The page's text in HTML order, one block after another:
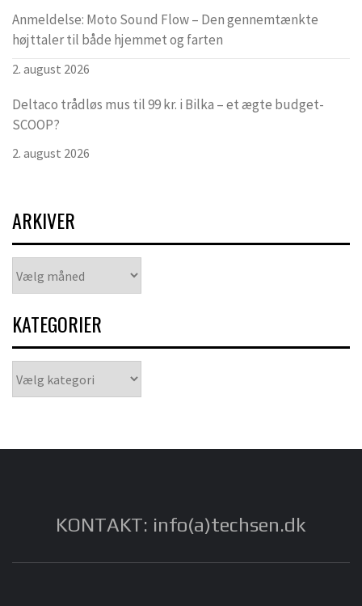
Anmeldelse: Moto Sound Flow – Den gennemtænkte
højttaler til både hjemmet og farten
2. august 2026
Deltaco trådløs mus til 99 kr. i Bilka – et ægte budget-
SCOOP?
2. august 2026
ARKIVER
KATEGORIER
KONTAKT: info(a)techsen.dk